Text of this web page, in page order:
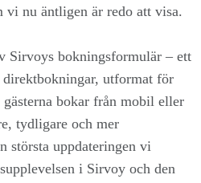
vi nu äntligen är redo att visa.
Sirvoys bokningsformulär – ett
direktbokningar, utformat för
gästerna bokar från mobil eller
tydligare och mer
största uppdateringen vi
i Sirvoy och den